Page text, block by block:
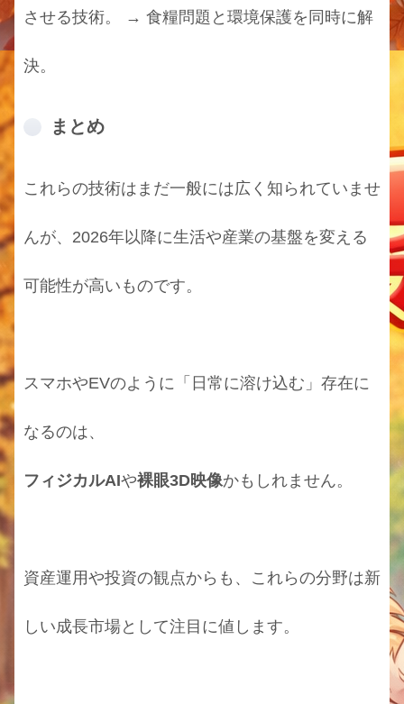
させる技術。 → 食糧問題と環境保護を同時に解
決。
まとめ
これらの技術はまだ一般には広く知られていませ
んが、2026年以降に生活や産業の基盤を変える
可能性が高いものです。
スマホやEVのように「日常に溶け込む」存在に
なるのは、
フィジカルAIや裸眼3D映像かもしれません。
資産運用や投資の観点からも、これらの分野は新
しい成長市場として注目に値します。